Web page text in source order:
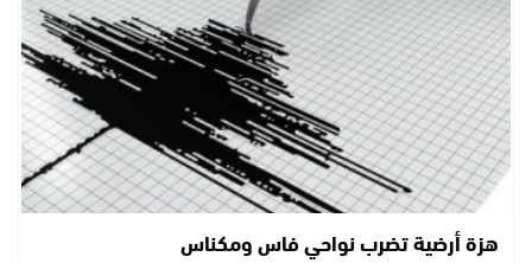
هزة أرضية تضرب نواحي فاس ومكناس